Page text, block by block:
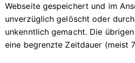
Webseite gespeichert und im
unverzüglich gelöscht oder
unkenntlich gemacht. Die
eine begrenzte Zeitdauer (meist